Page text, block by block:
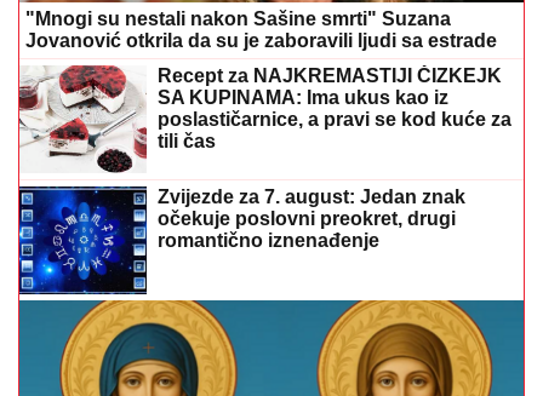
"Mnogi su nestali nakon Sašine smrti" Suzana
Jovanović otkrila da su je zaboravili ljudi sa estrade
Recept za NAJKREMASTIJI ČIZKEJK
SA KUPINAMA: Ima ukus kao iz
poslastičarnice, a pravi se kod kuće za
tili čas
Zvijezde za 7. august: Jedan znak
očekuje poslovni preokret, drugi
romantično iznenađenje